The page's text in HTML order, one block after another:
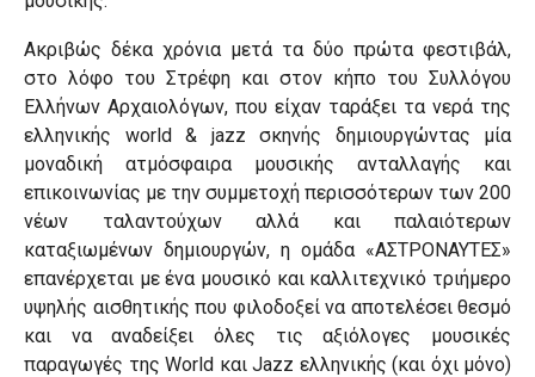
Ακριβώς δέκα χρόνια μετά τα δύο πρώτα φεστιβάλ,
στο λόφο του Στρέφη και στον κήπο του Συλλόγου
Ελλήνων Αρχαιολόγων, που είχαν ταράξει τα νερά της
ελληνικής world& jazz σκηνής δημιουργώντας μία
μοναδική ατμόσφαιρα μουσικής ανταλλαγής και
επικοινωνίας με την συμμετοχή περισσότερων των 200
νέων ταλαντούχων αλλά και
παλαιότερων
καταξιωμένων δημιουργών, η ομάδα «ΑΣΤΡΟΝΑΥΤΕΣ»
επανέρχεται με ένα μουσικό και καλλιτεχνικό τριήμερο
υψηλής αισθητικής που φιλοδοξεί να αποτελέσει θεσμό
και να αναδείξει όλες τις αξιόλογες μουσικές
παραγωγές της World και Jazz ελληνικής (και όχι μόνο)